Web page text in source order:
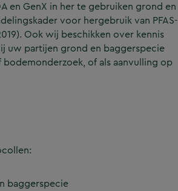
en GenX in her te gebruiken grond en
voor hergebruik van PFAS-
Ook wij beschikken over kennis
uw partijen grond en baggerspecie
of als aanvulling op
baggerspecie